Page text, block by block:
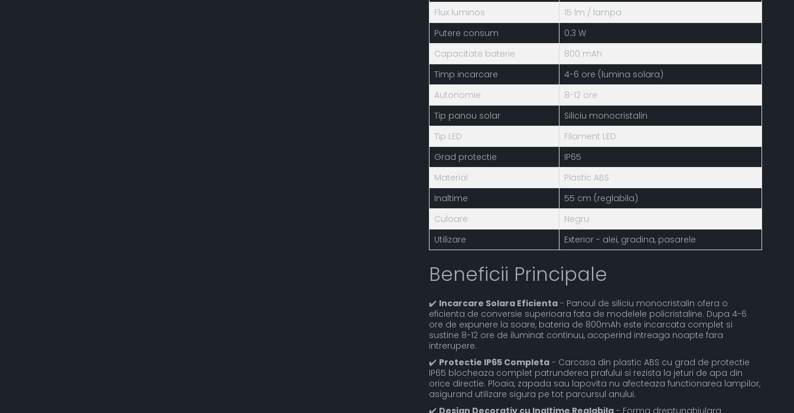
Flux luminos
15 lm / lampa
Putere consum
0.3 W
Capacitate baterie
800 mAh
Timp incarcare
4-6 ore (lumina solara)
Autonomie
8-12 ore
Tip panou solar
Siliciu monocristalin
Tip LED
Filament LED
Grad protectie
IP65
Material
Plastic ABS
Inaltime
55 cm (reglabila)
Culoare
Negru
Utilizare
Exterior - alei, gradina, pasarele
Beneficii Principale
✔️ Incarcare Solara Eficienta- Panoul de siliciu monocristalin ofera o
eficienta de conversie superioara fata de modelele policristaline. Dupa 4-6
ore de expunere la soare, bateria de 800mAh este incarcata complet si
sustine 8-12 ore de iluminat continuu, acoperind intreaga noapte fara
intrerupere.
✔️ Protectie IP65 Completa- Carcasa din plastic ABS cu grad de protectie
IP65 blocheaza complet patrunderea prafului si rezista la jeturi de apa din
orice directie. Ploaia, zapada sau lapovita nu afecteaza functionarea lampilor,
asigurand utilizare sigura pe tot parcursul anului.
✔️ Design Decorativ cu Inaltime Reglabila- Forma dreptunghiulara